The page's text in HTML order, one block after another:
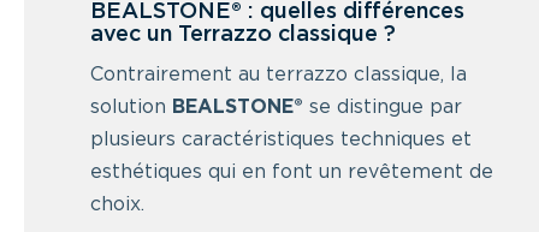
BEALSTONE® : quelles différences
avec un Terrazzo classique ?
Contrairement au terrazzo classique, la
solution BEALSTONE® se distingue par
plusieurs caractéristiques techniques et
esthétiques qui en font un revêtement de
choix.